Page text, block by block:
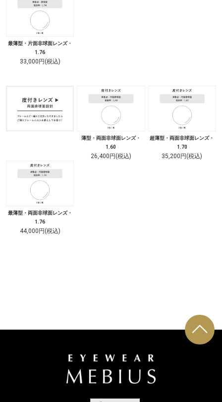
最薄型・片面非球面レンズ・
1.76
33,000円(税込)
薄型・両面非球面レンズ・
1.60
26,400円(税込)
超薄型・両面非球面レンズ・
1.70
35,200円(税込)
最薄型・両面非球面レンズ・
1.76
44,000円(税込)